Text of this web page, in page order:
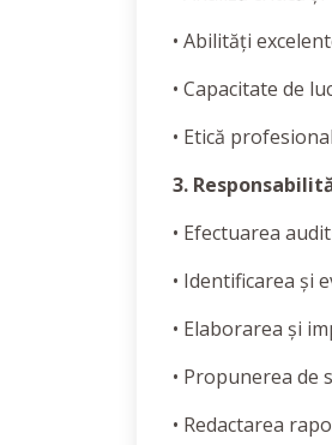
• Abilități
• Capacitate de
• Etică
3.
• Efectuarea
• Identificarea și
• Elaborarea și
• Propunerea
• Redactarea